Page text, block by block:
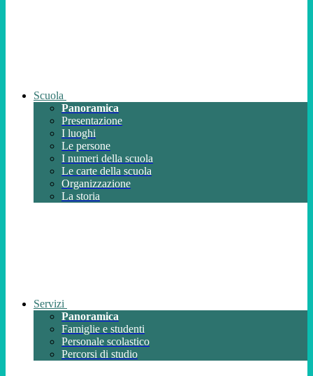
Scuola
Panoramica
Presentazione
I luoghi
Le persone
I numeri della scuola
Le carte della scuola
Organizzazione
La storia
Servizi
Panoramica
Famiglie e studenti
Personale scolastico
Percorsi di studio